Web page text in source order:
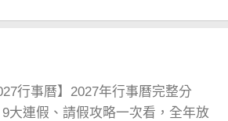
行事曆】2027年行事曆完整分
9大連假、請假攻略一次看，全年放